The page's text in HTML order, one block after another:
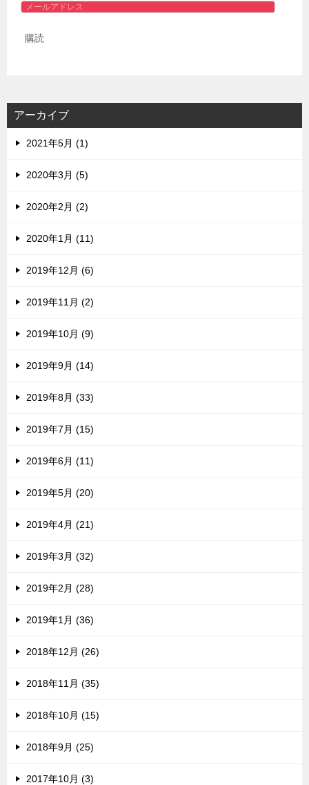
メ
ル
ス
購読
アーカイブ
2021年5月 (1)
2020年3月 (5)
2020年2月 (2)
2020年1月 (11)
2019年12月 (6)
2019年11月 (2)
2019年10月 (9)
2019年9月 (14)
2019年8月 (33)
2019年7月 (15)
2019年6月 (11)
2019年5月 (20)
2019年4月 (21)
2019年3月 (32)
2019年2月 (28)
2019年1月 (36)
2018年12月 (26)
2018年11月 (35)
2018年10月 (15)
2018年9月 (25)
2017年10月 (3)